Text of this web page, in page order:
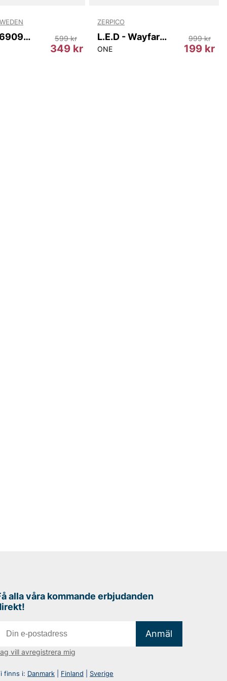
Wharf T69097 403
349 kr
599 kr
ZERPICO
L.E.D - Wayfarer
ONE 199 kr
999 kr
alla våra kommande erbjudanden
Anmäl
vill avregistrera mig
finns i: Danmark| Finland Sverige